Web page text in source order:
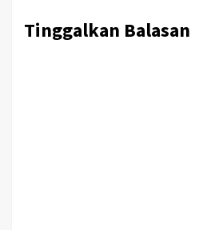
Tinggalkan Balasan